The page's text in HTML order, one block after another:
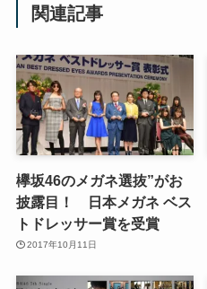
関連記事
欅坂46のメガネ選抜”がお
披露目！ 日本メガネ ベス
トドレッサー賞を受賞
2017年10月11日